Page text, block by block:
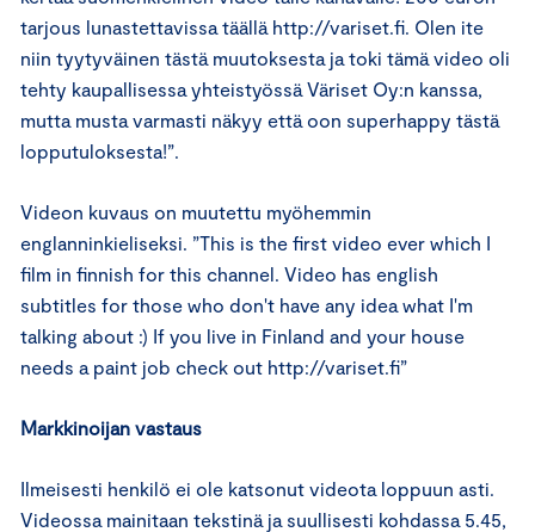
tarjous lunastettavissa täällä http://variset.fi. Olen ite
niin tyytyväinen tästä muutoksesta ja toki tämä video oli
tehty kaupallisessa yhteistyössä Väriset Oy:n kanssa,
mutta musta varmasti näkyy että oon superhappy tästä
lopputuloksesta!”.
Videon kuvaus on muutettu myöhemmin
englanninkieliseksi. ”This is the first video ever which I
film in finnish for this channel. Video has english
subtitles for those who don't have any idea what I'm
talking about :) If you live in Finland and your house
needs a paint job check out http://variset.fi”
Markkinoijan vastaus
Ilmeisesti henkilö ei ole katsonut videota loppuun asti.
Videossa mainitaan tekstinä ja suullisesti kohdassa 5.45,